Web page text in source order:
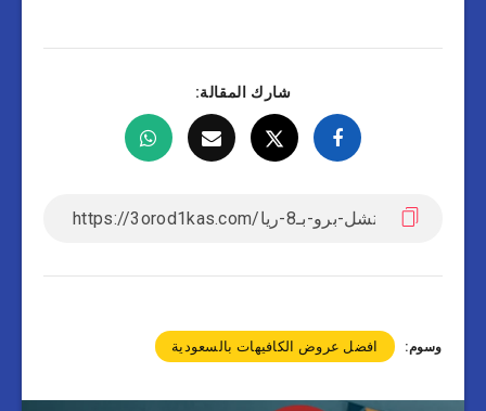
شارك المقالة:
وسوم: افضل عروض الكافيهات بالسعودية